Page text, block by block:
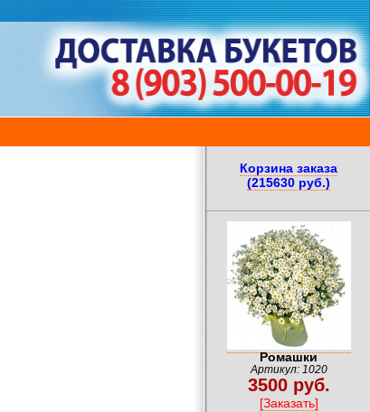
Корзина заказа
(215630 руб.)
Ромашки
Артикул: 1020
3500 руб.
[Заказать]